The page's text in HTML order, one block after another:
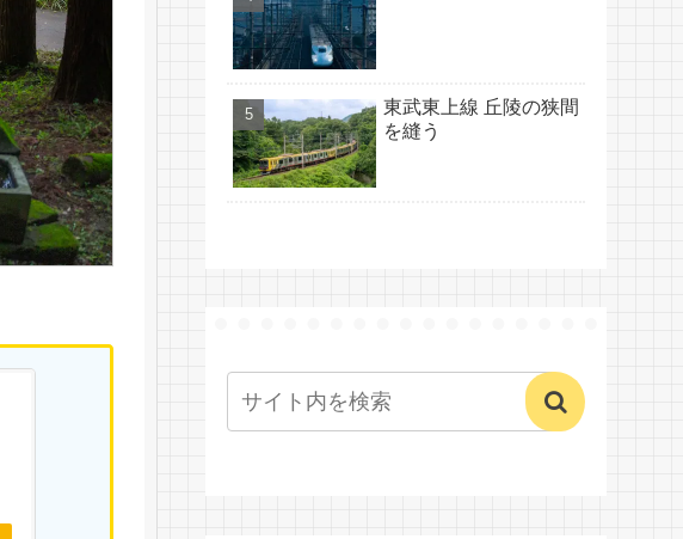
東武東上線 丘陵の狭間
を縫う